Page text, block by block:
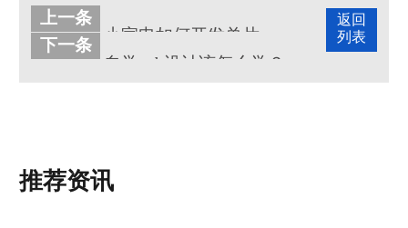
返回
列表
上一条
下一条
自学pcb设计该怎么学？
推荐资讯